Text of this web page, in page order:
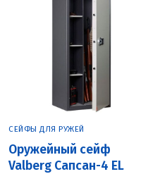
СЕЙФЫ ДЛЯ РУЖЕЙ
Оружейный сейф
Valberg Сапсан-4 EL